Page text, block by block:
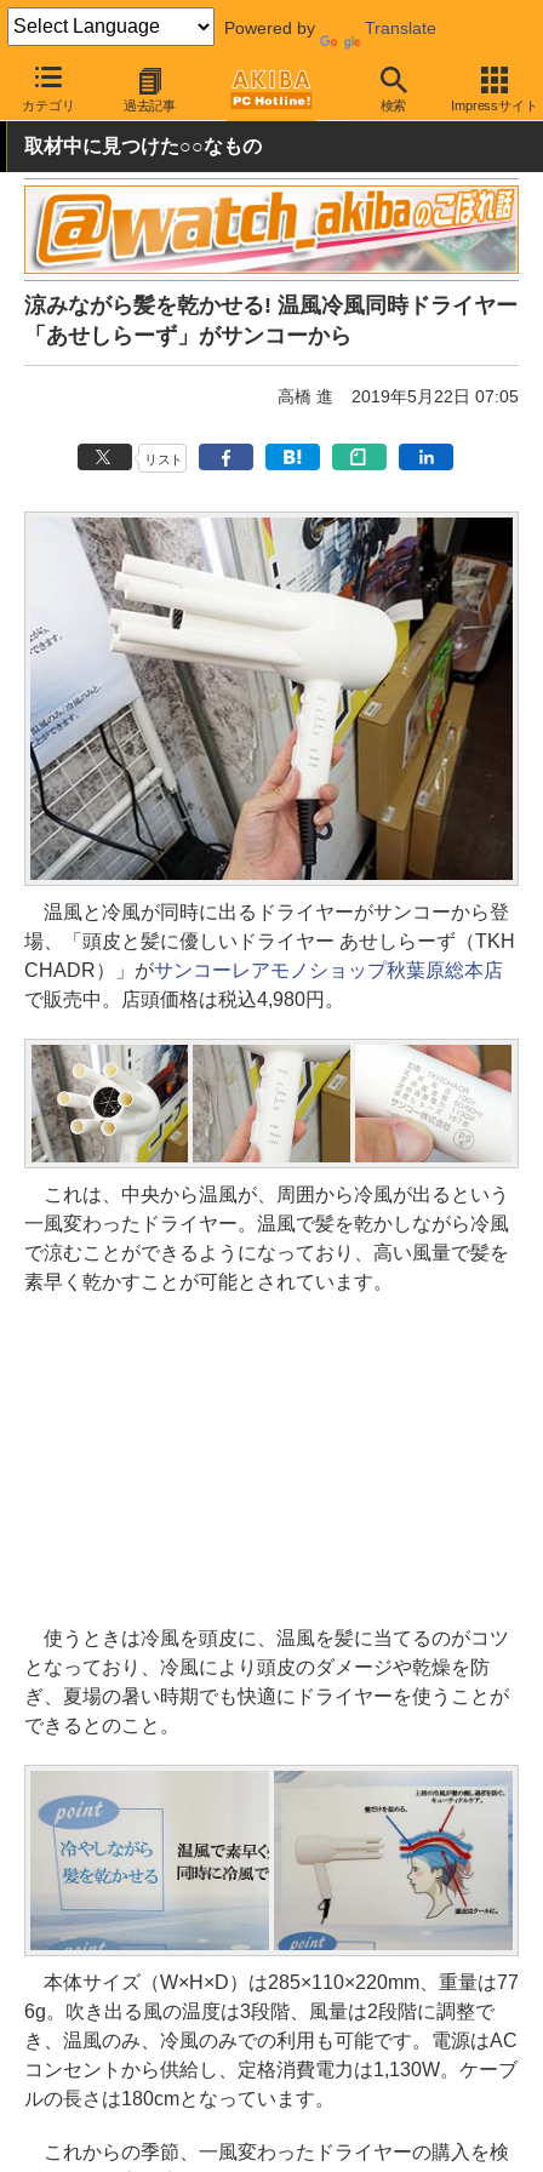
Powered by Translate
カテゴリ 過去記事 検索 Impressサイト
AKIBA PC Hotline! ガジェット その他
取材中に見つけた○○なもの
涼みながら髪を乾かせる! 温風冷風同時ドライヤー
「あせしらーず」がサンコーから
高橋 進 2019年5月22日 07:05
リスト
温風と冷風が同時に出るドライヤーがサンコーから登
場、「頭皮と髪に優しいドライヤー あせしらーず（TKH
CHADR）」がサンコーレアモノショップ秋葉原総本店
で販売中。店頭価格は税込4,980円。
これは、中央から温風が、周囲から冷風が出るという
一風変わったドライヤー。温風で髪を乾かしながら冷風
で涼むことができるようになっており、高い風量で髪を
素早く乾かすことが可能とされています。
使うときは冷風を頭皮に、温風を髪に当てるのがコツ
となっており、冷風により頭皮のダメージや乾燥を防
ぎ、夏場の暑い時期でも快適にドライヤーを使うことが
できるとのこと。
本体サイズ（W×H×D）は285×110×220mm、重量は77
6g。吹き出る風の温度は3段階、風量は2段階に調整で
き、温風のみ、冷風のみでの利用も可能です。電源はAC
コンセントから供給し、定格消費電力は1,130W。ケーブ
ルの長さは180cmとなっています。
これからの季節、一風変わったドライヤーの購入を検